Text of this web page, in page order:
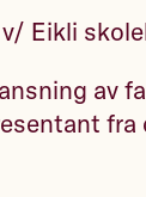
Eikli
av